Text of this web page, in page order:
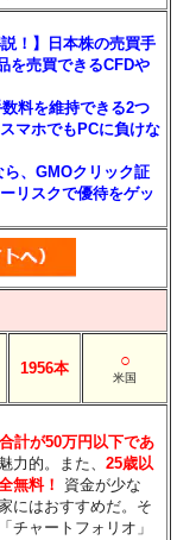
！】日本株の売買手
を売買できるCFDや
料を維持できる2つ
マホでもPCに負けな
、GMOクリック証
リスクで優待をゲッ
1956本 ○
米国
計が50万円以下であ
力的。また、25歳以
無料！
資金が少な
にはおすすめだ。そ
チャートフォリオ」